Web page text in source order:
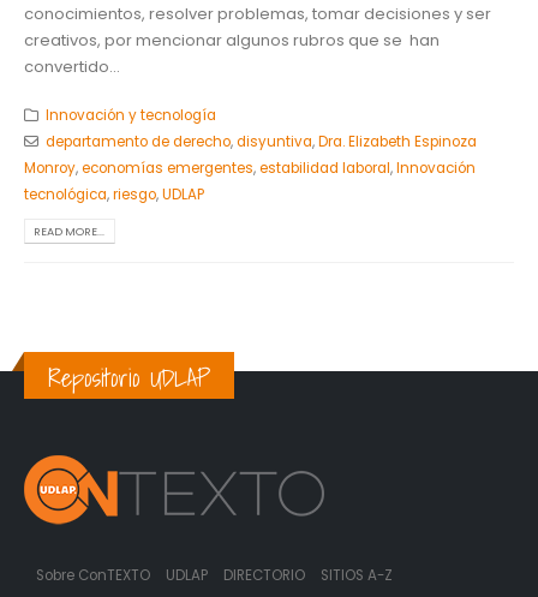
conocimientos, resolver problemas, tomar decisiones y ser
creativos, por mencionar algunos rubros que se han
convertido...
Innovación y tecnología
departamento de derecho,disyuntiva,Dra. Elizabeth Espinoza
Monroy,economías emergentes,estabilidad laboral,Innovación
tecnológica,riesgo,UDLAP
READ MORE...
Repositorio UDLAP
Sobre ConTEXTO UDLAP DIRECTORIO SITIOS A-Z